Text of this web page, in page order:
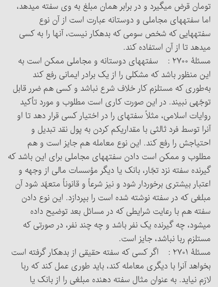
تومان قرض می‏گیرد و در برابر همان مبلغ به وی سفته می‏دهد،
اما سفته‏های ‏مجاملی و دوستانه عبارت است از آن نوع
سفته‏هایی که شخص سومی که بدهکار نیست، آنها را به کسی
می‏دهد تا از آن استفاده کند.
مسئلۀ ۲۷۰۰ : سفته‏های دوستانه و مجاملی ممکن است به
این منظور باشد که مشکلی را از یک برادر ایمانی رفع کند
به‌طوری که مستلزم کار خلاف شرع نباشد و کسی هم ضرر قابل
توجّهی نبیند. در این صورت کاری است مطلوب و مورد تأکید
روایات اسلامی، مثلاً سفته‏ای را در اختیار کسی قرار دهد تا او
آن‎را توسط فرد ثالثی با مقداری‏کم کردن به پول نقد تبدیل و
احتیاجش را رفع کند. این نوع معامله هم جایز است و هم
مطلوب و ممکن است دادن سفته‏های مجاملی برای این باشد که
گیرنده سفته نزد تجّار، بانک یا دیگر مؤسسات مالی از وجهه و
اعتبار بیشتری برخوردار شود و نیز شرعاً و قانوناً متعهّد شود آن
مبلغی که در سفته نوشته شده است را بپردازد. این نوع دادن
سفته هم با رعایت شرایطی که در مسائل بعد توضیح داده
می‏شود، چه گیرنده یک نفر باشد و چه چند نفر، در صورتی که
مستلزم ربا نباشد، جایز است.
مسئلۀ ۲۷۰۱ : اگر کسی که سفته حقیقی از بدهکار گرفته است
بخواهد آن‎را با دیگری معامله کند، باید طوری عمل کند که ربا
لازم نیاید. به عنوان مثال سفته دهنده مبلغی را از بانک یا